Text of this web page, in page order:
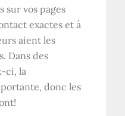
sur vos pages
exactes et à
aient les
Dans des
ci, la
donc les